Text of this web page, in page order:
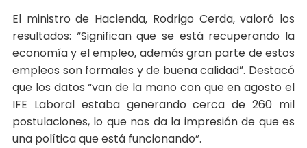
El ministro de Hacienda, Rodrigo Cerda, valoró los
resultados: “Significan que se está recuperando la
economía y el empleo, además gran parte de estos
empleos son formales y de buena calidad”. Destacó
que los datos “van de la mano con que en agosto el
IFE Laboral estaba generando cerca de 260 mil
postulaciones, lo que nos da la impresión de que es
una política que está funcionando”.